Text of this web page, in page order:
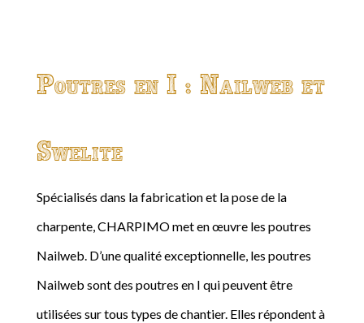
Poutres en I : Nailweb et
Swelite
Spécialisés dans la fabrication et la pose de la
charpente, CHARPIMO met en œuvre les poutres
Nailweb. D’une qualité exceptionnelle, les poutres
Nailweb sont des poutres en I qui peuvent être
utilisées sur tous types de chantier. Elles répondent à